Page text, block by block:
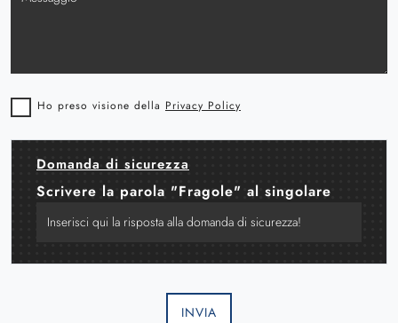
Ho preso visione della Privacy Policy
Domanda di sicurezza
Scrivere la parola "Fragole" al singolare
INVIA